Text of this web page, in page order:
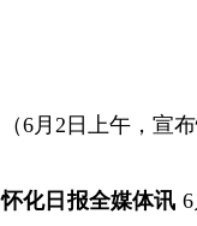
（6月2日上午，宣
怀化日报全媒体讯